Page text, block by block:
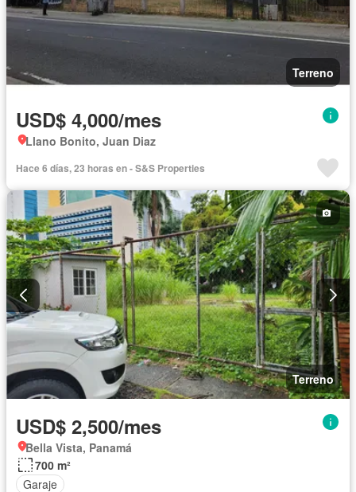
Terreno
USD$ 4,000/mes
Llano Bonito, Juan Diaz
Hace 6 días, 23 horas en - S&S Properties
Terreno
USD$ 2,500/mes
Bella Vista, Panamá
700 m²
Garaje